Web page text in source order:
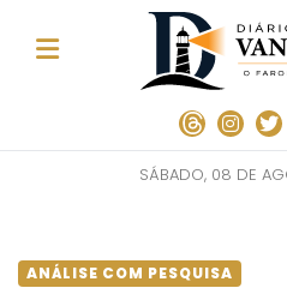
SÁBADO, 08 DE
ANÁLISE COM PESQUISA